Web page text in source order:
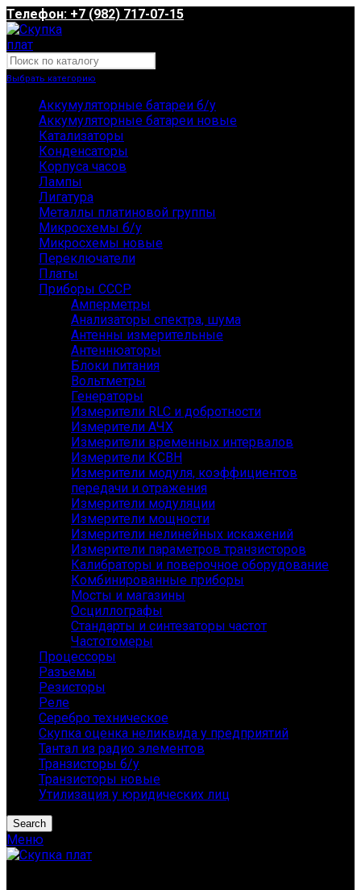
Телефон: +7 (982) 717-07-15
Выбрать категорию
Аккумуляторные батареи б/у
Аккумуляторные батареи новые
Катализаторы
Конденсаторы
Корпуса часов
Лампы
Лигатура
Металлы платиновой группы
Микросхемы б/у
Микросхемы новые
Переключатели
Платы
Приборы СССР
Амперметры
Анализаторы спектра, шума
Антенны измерительные
Антеннюаторы
Блоки питания
Вольтметры
Генераторы
Измерители RLC и добротности
Измерители АЧХ
Измерители временных интервалов
Измерители КСВН
Измерители модуля, коэффициентов
передачи и отражения
Измерители модуляции
Измерители мощности
Измерители нелинейных искажений
Измерители параметров транзисторов
Калибраторы и поверочное оборудование
Комбинированные приборы
Мосты и магазины
Осциллографы
Стандарты и синтезаторы частот
Частотомеры
Процессоры
Разъемы
Резисторы
Реле
Серебро техническое
Скупка оценка неликвида у предприятий
Тантал из радио элементов
Транзисторы б/у
Транзисторы новые
Утилизация у юридических лиц
Search
Меню